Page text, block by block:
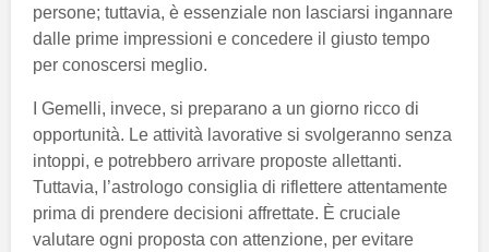
persone; tuttavia, è essenziale non lasciarsi ingannare
dalle prime impressioni e concedere il giusto tempo
per conoscersi meglio.
I Gemelli, invece, si preparano a un giorno ricco di
opportunità. Le attività lavorative si svolgeranno senza
intoppi, e potrebbero arrivare proposte allettanti.
Tuttavia, l’astrologo consiglia di riflettere attentamente
prima di prendere decisioni affrettate. È cruciale
valutare ogni proposta con attenzione, per evitare